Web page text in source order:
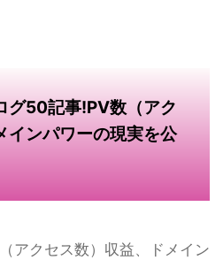
グ50記事!PV数（アク
インパワーの現実を公
アクセス数）収益、ドメイン